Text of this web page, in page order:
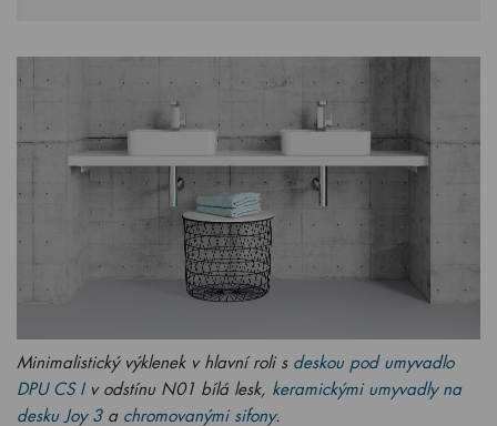
Minimalistický výklenek v hlavní roli s deskou pod umyvadlo
DPU CS I v odstínu N01 bílá lesk, keramickými umyvadly na
desku Joy 3a chromovanými sifony.